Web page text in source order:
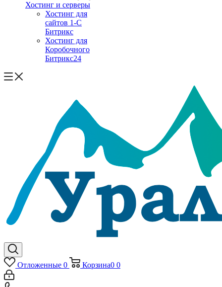
Хостинг и серверы
Хостинг для
сайтов 1-C
Битрикс
Хостинг для
Коробочного
Битрикс24
Отложенные 0 Корзина0 0